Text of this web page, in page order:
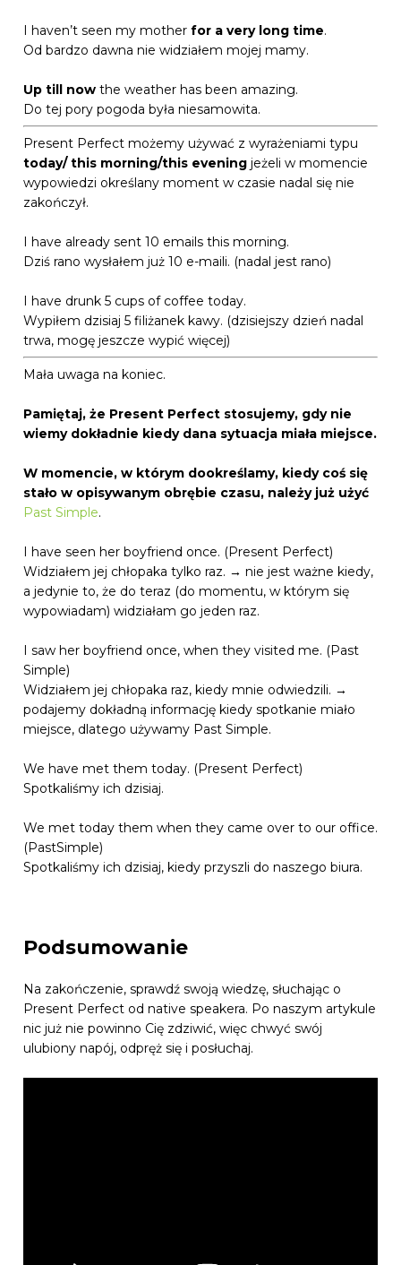
I haven’t seen my mother for a very long time.
Od bardzo dawna nie widziałem mojej mamy.
Up till now the weather has been amazing.
Do tej pory pogoda była niesamowita.
Present Perfect możemy używać z wyrażeniami typu
today/ this morning/this evening jeżeli w momencie
wypowiedzi określany moment w czasie nadal się nie
zakończył.
I have already sent 10 emails this morning.
Dziś rano wysłałem już 10 e-maili. (nadal jest rano)
I have drunk 5 cups of coffee today.
Wypiłem dzisiaj 5 filiżanek kawy. (dzisiejszy dzień nadal
trwa, mogę jeszcze wypić więcej)
Mała uwaga na koniec.
Pamiętaj, że Present Perfect stosujemy, gdy nie
wiemy dokładnie kiedy dana sytuacja miała miejsce.
W momencie, w którym dookreślamy, kiedy coś się
stało w opisywanym obrębie czasu, należy już użyć
Past Simple.
I have seen her boyfriend once. (Present Perfect)
Widziałem jej chłopaka tylko raz. → nie jest ważne kiedy,
a jedynie to, że do teraz (do momentu, w którym się
wypowiadam) widziałam go jeden raz.
I saw her boyfriend once, when they visited me. (Past
Simple)
Widziałem jej chłopaka raz, kiedy mnie odwiedzili. →
podajemy dokładną informację kiedy spotkanie miało
miejsce, dlatego używamy Past Simple.
We have met them today. (Present Perfect)
Spotkaliśmy ich dzisiaj.
We met today them when they came over to our office.
(PastSimple)
Spotkaliśmy ich dzisiaj, kiedy przyszli do naszego biura.
Podsumowanie
Na zakończenie, sprawdź swoją wiedzę, słuchając o
Present Perfect od native speakera. Po naszym artykule
nic już nie powinno Cię zdziwić, więc chwyć swój
ulubiony napój, odpręż się i posłuchaj.